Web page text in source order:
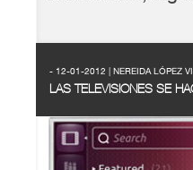
- 12-01-2012 | NEREIDA LÓPEZ
LAS TELEVISIONES SE